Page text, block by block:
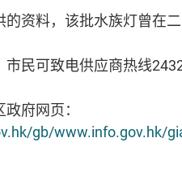
的资料，该批水族灯曾在二
市民可致电供应商热线
府网页：
gb/www.info.gov.hk/